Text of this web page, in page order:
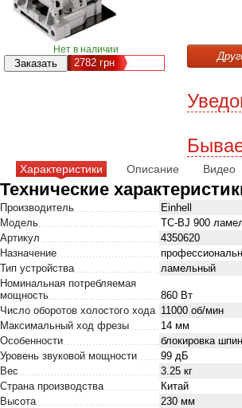
Нет в наличии
2782 грн
Характеристики Описание Видео
Технические
Производитель
Einhell
Модель
TC-BJ 900
Артикул
4350620
Назначение
Тип устройства
ламельный
Номинальная потребляемая
мощность
860 Вт
Число оборотов холостого хода 11000 об/мин
Максимальный ход фрезы
14 мм
Особенности
блокировка
Уровень звуковой мощности
99 дБ
Вес
3.25 кг
Страна производства
Китай
Высота
230 мм